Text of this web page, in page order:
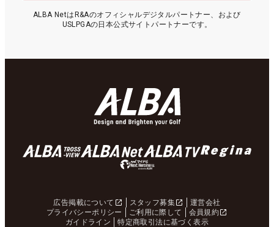
ALBA NetはR&Aのオフィシャルデジタルパートナー、および
USLPGAの日本公式サイトパートナーです。
広告掲載について スタッフ募集
運営会社
プライバシーポリシー
ご利用に際して
会員規約
ガイドライン
特定商取引法に基づく表示